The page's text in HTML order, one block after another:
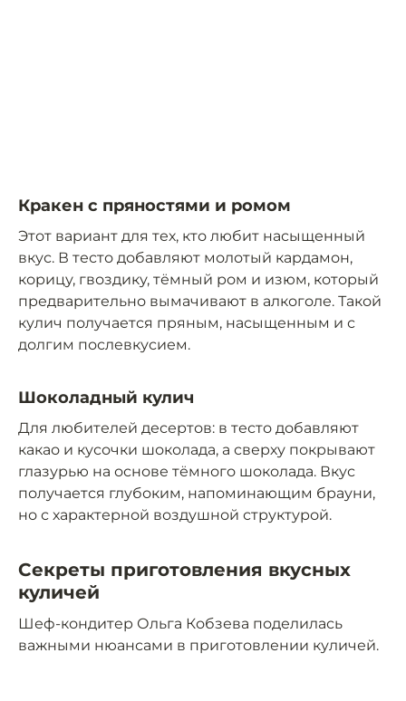
Кракен с пряностями и ромом
Этот вариант для тех, кто любит насыщенный
вкус. В тесто добавляют молотый кардамон,
корицу, гвоздику, тёмный ром и изюм, который
предварительно вымачивают в алкоголе. Такой
кулич получается пряным, насыщенным и с
долгим послевкусием.
Шоколадный кулич
Для любителей десертов: в тесто добавляют
какао и кусочки шоколада, а сверху покрывают
глазурью на основе тёмного шоколада. Вкус
получается глубоким, напоминающим брауни,
но с характерной воздушной структурой.
Секреты приготовления вкусных
куличей
Шеф-кондитер Ольга Кобзева поделилась
важными нюансами в приготовлении куличей.